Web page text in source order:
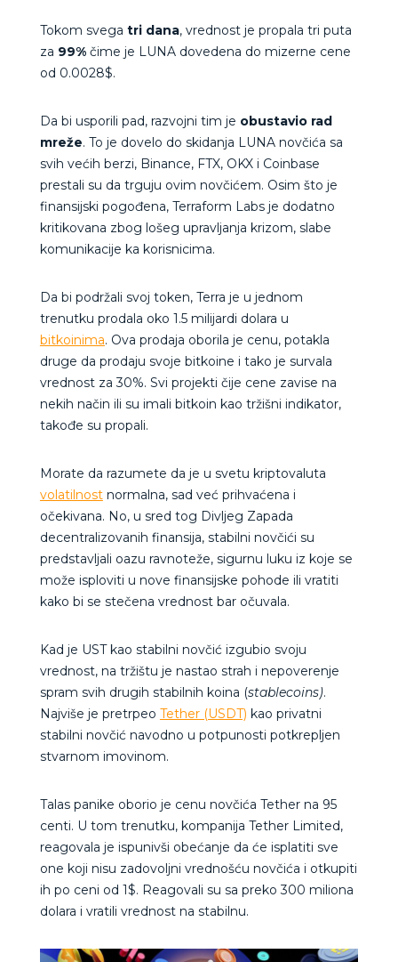
Tokom svega tri dana, vrednost je propala tri puta
za 99%čime je LUNA dovedena do mizerne cene
od 0.0028$.
Da bi usporili pad, razvojni tim je obustavio rad
mreže. To je dovelo do skidanja LUNA novčića sa
svih većih berzi, Binance, FTX, OKX i Coinbase
prestali su da trguju ovim novčićem. Osim što je
finansijski pogođena, Terraform Labs je dodatno
kritikovana zbog lošeg upravljanja krizom, slabe
komunikacije ka korisnicima.
Da bi podržali svoj token, Terra je u jednom
trenutku prodala oko 1.5 milijardi dolara u
bitkoinima. Ova prodaja oborila je cenu, potakla
druge da prodaju svoje bitkoine i tako je survala
vrednost za 30%. Svi projekti čije cene zavise na
nekih način ili su imali bitkoin kao tržišni indikator,
takođe su propali.
Morate da razumete da je u svetu kriptovaluta
volatilnostnormalna, sad već prihvaćena i
očekivana. No, u sred tog Divljeg Zapada
decentralizovanih finansija, stabilni novčići su
predstavljali oazu ravnoteže, sigurnu luku iz koje se
može isploviti u nove finansijske pohode ili vratiti
kako bi se stečena vrednost bar očuvala.
Kad je UST kao stabilni novčić izgubio svoju
vrednost, na tržištu je nastao strah i nepoverenje
spram svih drugih stabilnih koina (stablecoins).
Najviše je pretrpeo Tether (USDT) kao privatni
stabilni novčić navodno u potpunosti potkrepljen
stvarnom imovinom.
Talas panike oborio je cenu novčića Tether na 95
centi. U tom trenutku, kompanija Tether Limited,
reagovala je ispunivši obećanje da će isplatiti sve
one koji nisu zadovoljni vrednošću novčića i otkupiti
ih po ceni od 1$. Reagovali su sa preko 300 miliona
dolara i vratili vrednost na stabilnu.